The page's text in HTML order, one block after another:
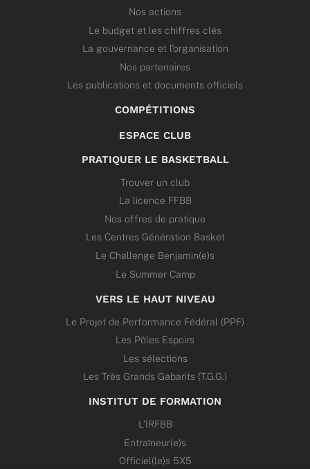
Nos actions
Le budget et les chiffres clés
La gouvernance et l’organisation
Nos partenaires
Les publications et documents officiels
COMPÉTITIONS
ESPACE CLUB
PRATIQUER LE BASKETBALL
Trouver un club
La licence FFBB
Nos offres de pratique
Les Centres Génération Basket
Le Challenge Benjamin(e)s
Le Summer Camp
VERS LE HAUT NIVEAU
Le Projet de Performance Fédéral (PPF)
Les Pôles Espoirs
Les sélections
Les Très Grands Gabarits (T.G.G.)
INSTITUT DE FORMATION
L’IRFBB
Entraîneur(e)s
Officiel(le)s 5X5